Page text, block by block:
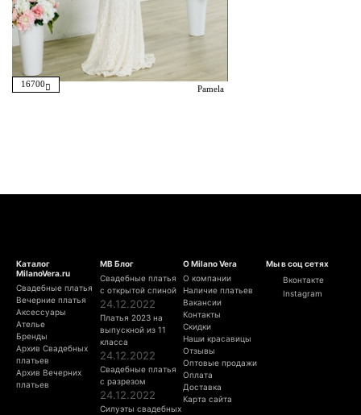
16700 Pamela
Каталог
MilanoVera.ru
Свадебные платья
Вечерние платья
Аксессуары
Ателье
Бренды
Архив Свадебных
платьев
Архив Вечерних
платьев
МВ Блог
Свадебные платья
с открытой спиной
24.12.2022
Платья 2023 на
выпускной из 11
класса
24.12.2022
Свадебные платья
с разрезом
24.12.2022
Силуэты свадебных
О Milano Vera
О компании
Наличие платьев
Вакансии
Контакты
Скидки
Наши красавицы
Отзывы
Оптовые продажи
Оплата
Доставка
Карта сайта
Мы в соц сетях
Вконтакте
Instagram